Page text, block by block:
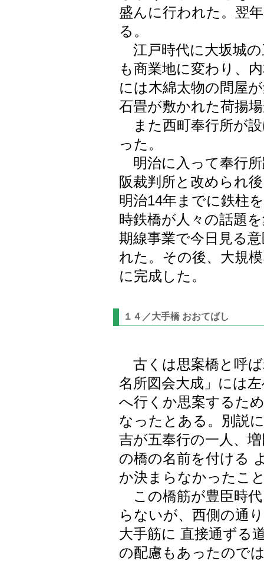
盛んに行われた。翌
る。
江戸時代に大坂城
も商業地に変わり、
には木綿太物の問屋
石畳が敷かれた荷揚
また西町奉行所が
った。
明治に入って奉行
阪裁判所と改められ
明治14年までに鉄柱
時鉄橋が人々の話題
期線事業で今日見る
れた。その後、大規
に完成した。
１４／大手橋 おおてばし
古くは思案橋と呼
名所図会大成」には
へ行くか思案するた
なったとある。別説
吉が五奉行の一人、
の橋の名前を付ける
か決まらなかったこ
この橋筋が豊臣時
らないが、西側の通
大手筋に 直接通ずる
の配慮もあったので